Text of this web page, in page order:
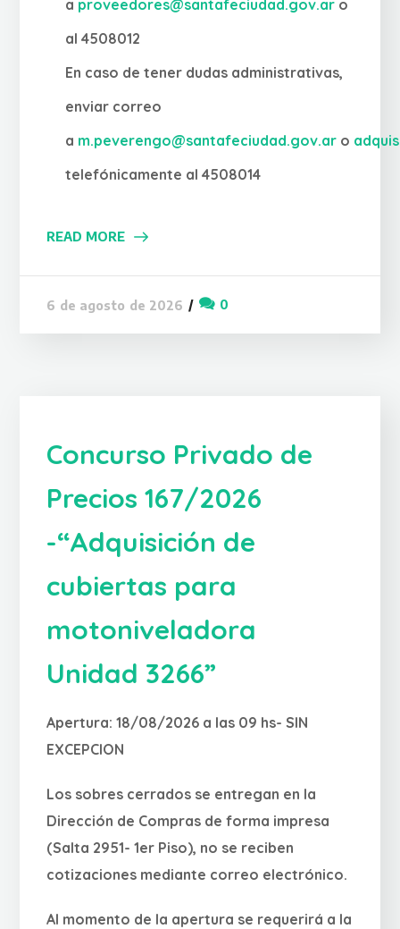
a proveedores@santafeciudad.gov.ar o
al 4508012
En caso de tener dudas administrativas,
enviar correo
a m.peverengo@santafeciudad.gov.ar o
telefónicamente al 4508014
READ MORE
6 de agosto de 2026 0
Concurso Privado de
Precios 167/2026
-“Adquisición de
cubiertas para
motoniveladora
Unidad 3266”
Apertura: 18/08/2026 a las 09 hs- SIN
EXCEPCION
Los sobres cerrados se entregan en la
Dirección de Compras de forma impresa
(Salta 2951- 1er Piso), no se reciben
cotizaciones mediante correo electrónico.
Al momento de la apertura se requerirá a la